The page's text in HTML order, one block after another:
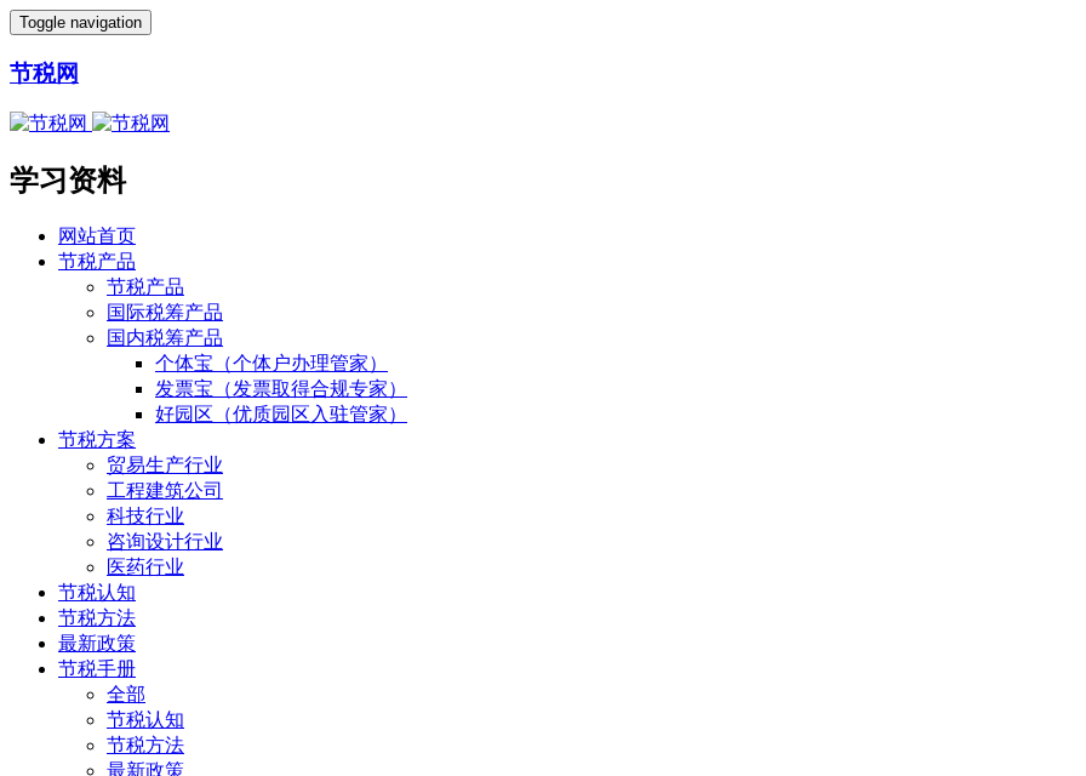
Toggle navigation
节税网
学习资料
网站首页
节税产品
节税产品
国际税筹产品
国内税筹产品
个体宝（个体户办理管家）
发票宝（发票取得合规专家）
好园区（优质园区入驻管家）
节税方案
贸易生产行业
工程建筑公司
科技行业
咨询设计行业
医药行业
节税认知
节税方法
最新政策
节税手册
全部
节税认知
节税方法
最新政策